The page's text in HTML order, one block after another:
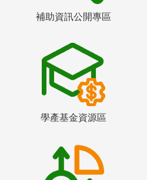
補助資訊公開專區
學產基金資源區